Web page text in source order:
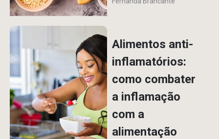
Alimentos anti-
inflamatórios:
como combater
a inflamação
com a
alimentação